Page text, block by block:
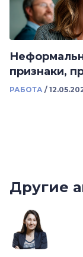
признаки,
РАБОТА /
Другие